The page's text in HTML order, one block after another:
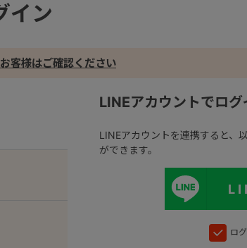
イン
客様はご確認ください
LINEアカウントでログ
LINEアカウントを連携すると、
ができます。
ロ